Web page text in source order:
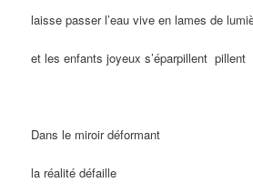
laisse passer l’eau vive en lames de
et les enfants joyeux s’éparpillent pillent
Dans le miroir déformant
la réalité défaille